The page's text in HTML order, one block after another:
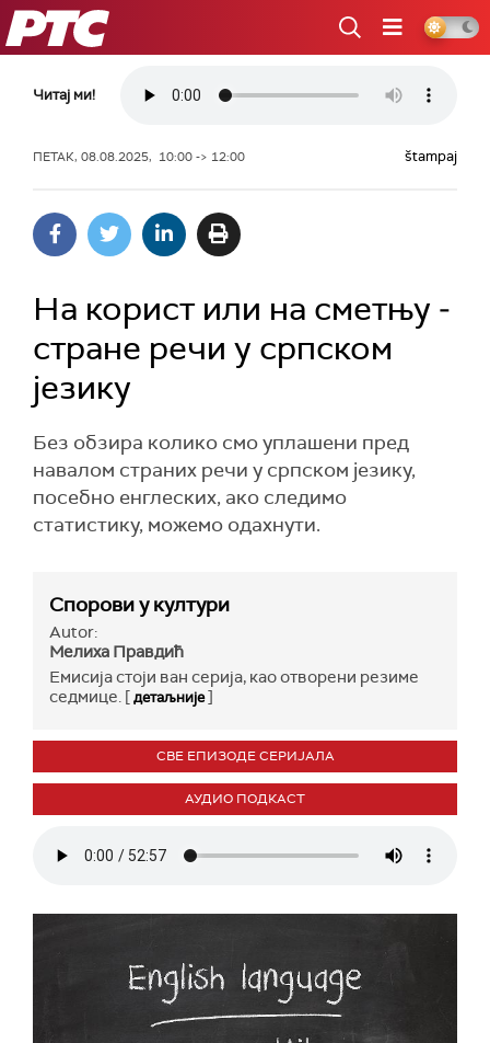
РТС
Читај ми!
ПЕТАК, 08.08.2025, 10:00 -> 12:00 štampaj
На корист или на сметњу ‒
стране речи у српском
језику
Без обзира колико смо уплашени пред
навалом страних речи у српском језику,
посебно енглеских, ако следимо
статистику, можемо одахнути.
Спорови у култури
Autor:
Мелиха Правдић
Емисија стоји ван серија, као отворени резиме
седмице. [детаљније]
СВЕ ЕПИЗОДЕ СЕРИЈАЛА
АУДИО ПОДКАСТ